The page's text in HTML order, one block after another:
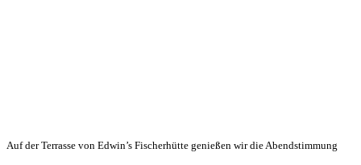
Auf der Terrasse von Edwin’s Fischerhütte genießen wir die Abendstimmung